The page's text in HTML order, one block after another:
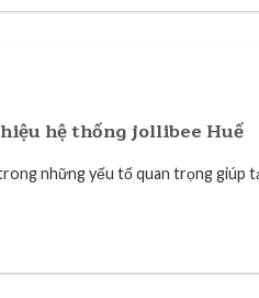
hệ thống jollibee Huế
những yếu tố quan trọng giúp